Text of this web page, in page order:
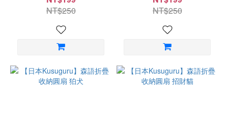
NT$250
NT$250